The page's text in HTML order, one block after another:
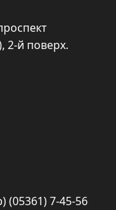
2-й поверх.
(05361) 7-45-56